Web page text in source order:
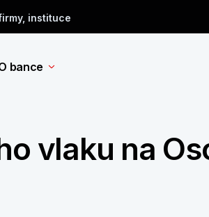
instituce
bance
vlaku na